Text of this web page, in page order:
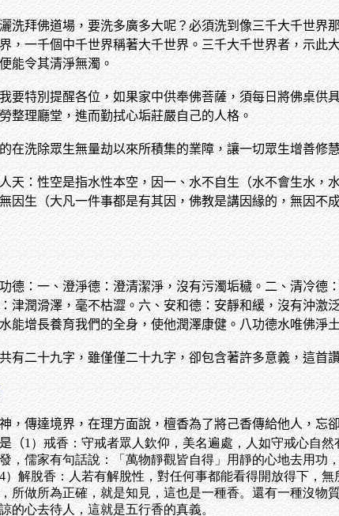
洗拜佛道場，要洗多廣多大呢？必須洗到像三千大千世
，一千個中千世界稱著大千世界。三千大千世界者，示
能令其清淨無濁。
要特別提醒各位，如果家中供奉佛菩薩，須每日將佛桌
整理廳堂，進而勤拭心垢莊嚴自己的人格。
在洗除眾生無量劫以來所積集的業障，讓一切眾生增善修
天：性空是指水性本空，因一、水不自生（水不會生水
因生（大凡一件事都是有其因，佛教是講因緣的，無因
德：一、澄淨德：澄清潔淨，沒有污濁垢穢。二、清冷
津潤滑澤，毫不枯澀。六、安和德：安靜和緩，沒有沖
能增長養育我們的全身，使他潤澤康健。八功德水唯佛淨
有二十九字，雖僅僅二十九字，卻包含著許多意義，這首
，傳達境界，在理方面說，檀香為了將己香傳給他人，忘
（1）戒香：守戒者眾人欽仰，美名遍處，人如守戒心自
，儒家有句話說：「萬物靜觀皆自得」用靜的心地去用
）解脫香：人若有解脫性，對任何事都能看得開放得下，
所做所為正確，就是知見，這也是一種香。還有一種沒
的心去待人，這就是五行香的真義。